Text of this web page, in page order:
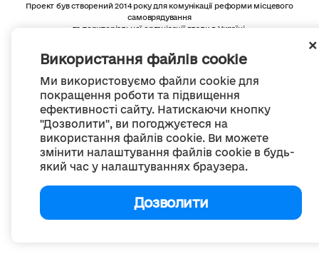
Використання файлів cookie
Ми використовуємо файли cookie для
покращення роботи та підвищення
ефективності сайту. Натискаючи кнопку
"Дозволити", ви погоджуєтеся на
використання файлів cookie. Ви можете
змінити налаштування файлів cookie в будь-
який час у налаштуваннях браузера.
Дозволити
Проект був створений 2014 року для комунікації реформи місцевого
самоврядування
та територіальної організації влади в Україні.
Весь контент доступний за ліцензією
Creative Commons Attribution 4.0 International license,
якщо не зазначено інше